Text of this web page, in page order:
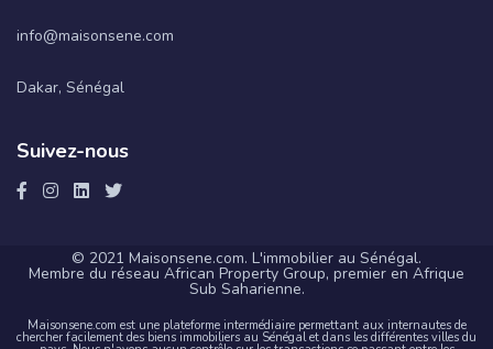
info@maisonsene.com
Dakar, Sénégal
Suivez-nous
© 2021 Maisonsene.com. L'immobilier au Sénégal.
Membre du réseau African Property Group, premier en Afrique
Sub Saharienne.
Maisonsene.com est une plateforme intermédiaire permettant aux internautes de
chercher facilement des biens immobiliers au Sénégal et dans les différentes villes du